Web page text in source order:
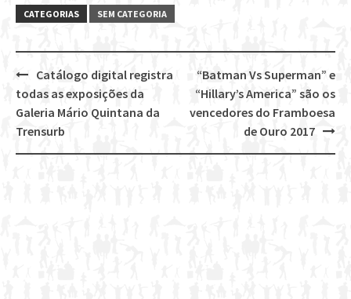
CATEGORIAS SEM CATEGORIA
Post
navigation
“Batman Vs Superman” e
“Hillary’s America” são os
vencedores do Framboesa
de Ouro 2017
Catálogo digital registra
todas as exposições da
Galeria Mário Quintana da
Trensurb